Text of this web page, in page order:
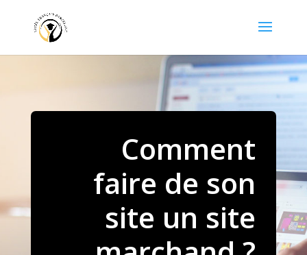
Comment
faire de son
site un site